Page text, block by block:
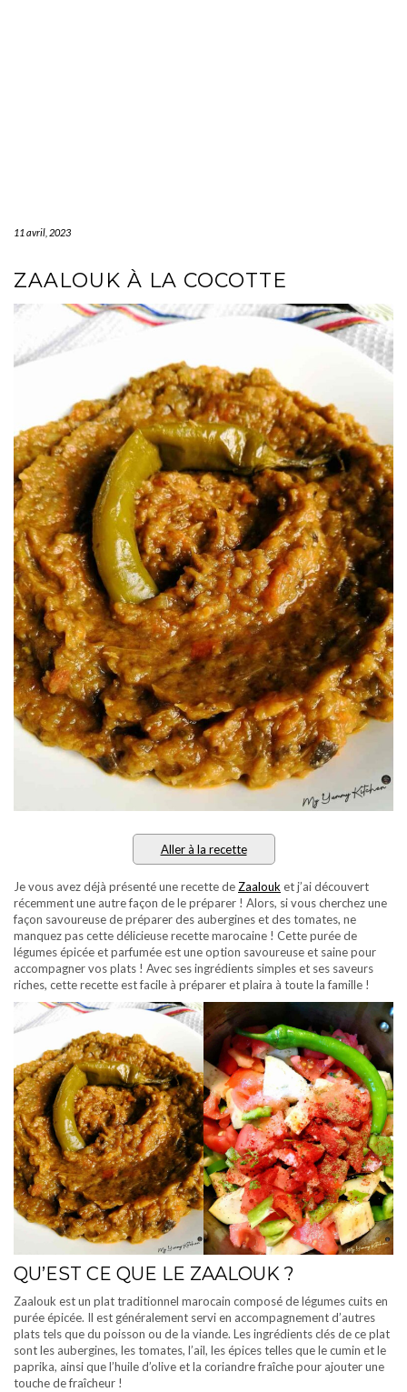
11 avril, 2023
ZAALOUK À LA COCOTTE
Aller à la recette
Je vous avez déjà présenté une recette de Zaalouk et j’ai découvert
récemment une autre façon de le préparer ! Alors, si vous cherchez une
façon savoureuse de préparer des aubergines et des tomates, ne
manquez pas cette délicieuse recette marocaine ! Cette purée de
légumes épicée et parfumée est une option savoureuse et saine pour
accompagner vos plats ! Avec ses ingrédients simples et ses saveurs
riches, cette recette est facile à préparer et plaira à toute la famille !
QU’EST CE QUE LE ZAALOUK ?
Zaalouk est un plat traditionnel marocain composé de légumes cuits en
purée épicée. Il est généralement servi en accompagnement d’autres
plats tels que du poisson ou de la viande. Les ingrédients clés de ce plat
sont les aubergines, les tomates, l’ail, les épices telles que le cumin et le
paprika, ainsi que l’huile d’olive et la coriandre fraîche pour ajouter une
touche de fraîcheur !